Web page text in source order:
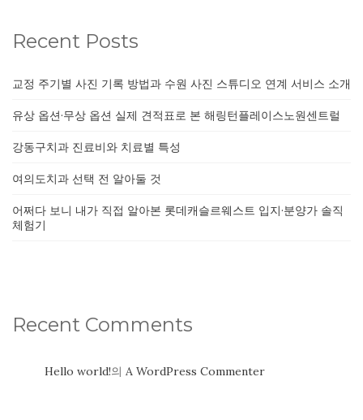
Recent Posts
교정 주기별 사진 기록 방법과 수원 사진 스튜디오 연계 서비스 소개
유상 옵션·무상 옵션 실제 견적표로 본 해링턴플레이스노원센트럴
강동구치과 진료비와 치료별 특성
여의도치과 선택 전 알아둘 것
어쩌다 보니 내가 직접 알아본 롯데캐슬르웨스트 입지·분양가 솔직
체험기
Recent Comments
Hello world!의 A WordPress Commenter